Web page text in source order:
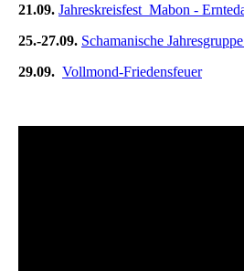
21.09. Jahreskreisfest Mabon -
25.-27.09. Schamanische
29.09. Vollmond-Friedensfeuer